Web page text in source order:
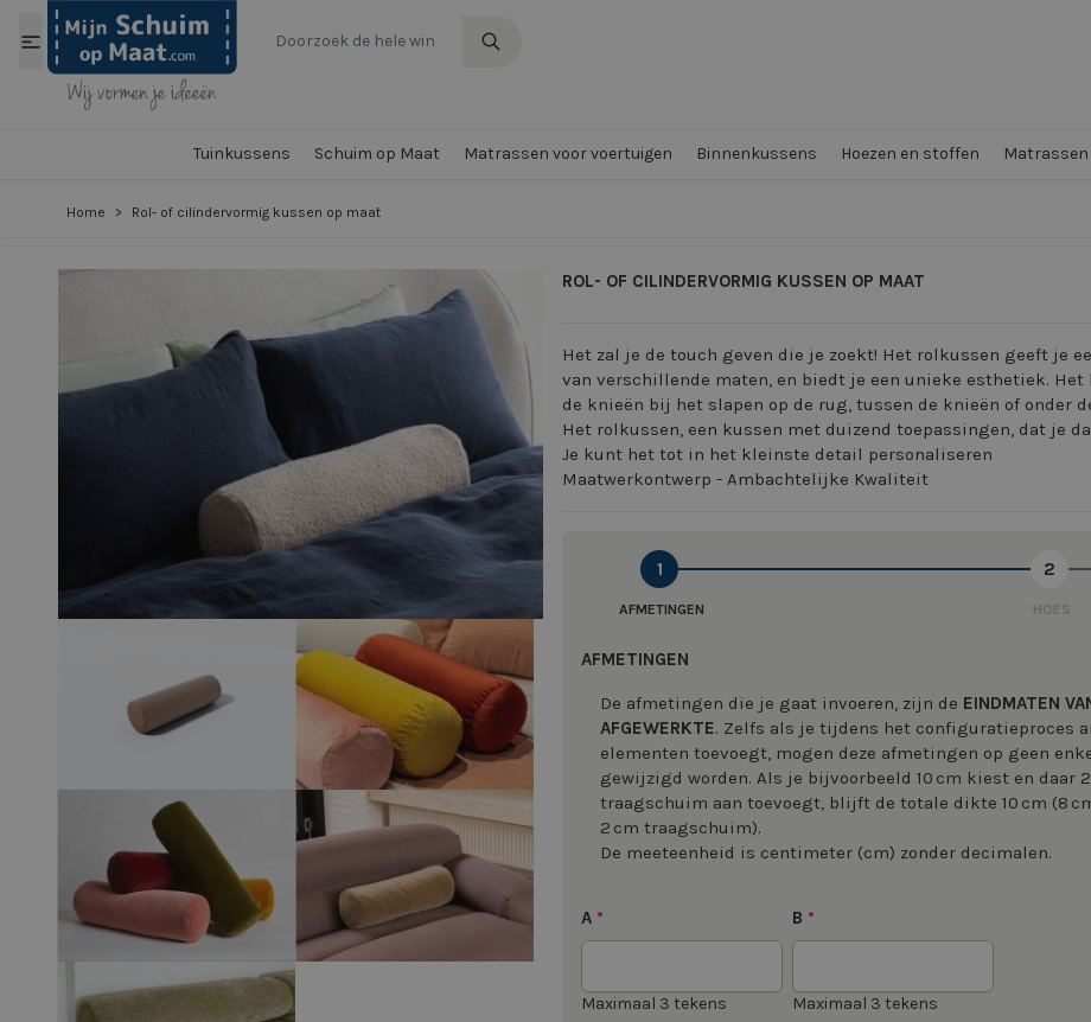
Ga naar de inhoud
Tuinkussens Schuim op Maat Matrassen voor voertuigen Binnenkussens Hoezen en stoffen Matrassen
Home > Rol- of cilindervormig kussen op maat
ROL- OF CILINDERVORMIG KUSSEN OP MAAT
View larger image
View larger image
View larger image View larger image
View larger image
Het zal je de touch geven die je zoekt! Het rolkussen geeft je
van verschillende maten, en biedt je een unieke esthetiek.
de knieën bij het slapen op de rug, tussen de knieën of onder
Het rolkussen, een kussen met duizend toepassingen, dat je
Je kunt het tot in het kleinste detail personaliseren
Maatwerkontwerp - Ambachtelijke Kwaliteit
1
AFMETINGEN
2
HOES
AFMETINGEN
De afmetingen die je gaat invoeren, zijn de EINDMATEN
AFGEWERKTE. Zelfs als je tijdens het configuratieproces
elementen toevoegt, mogen deze afmetingen op geen
gewijzigd worden. Als je bijvoorbeeld 10 cm kiest en daar
traagschuim aan toevoegt, blijft de totale dikte 10 cm (8
2 cm traagschuim).
De meeteenheid is centimeter (cm) zonder decimalen.
A *
Maximaal 3 tekens
B *
Maximaal 3 tekens